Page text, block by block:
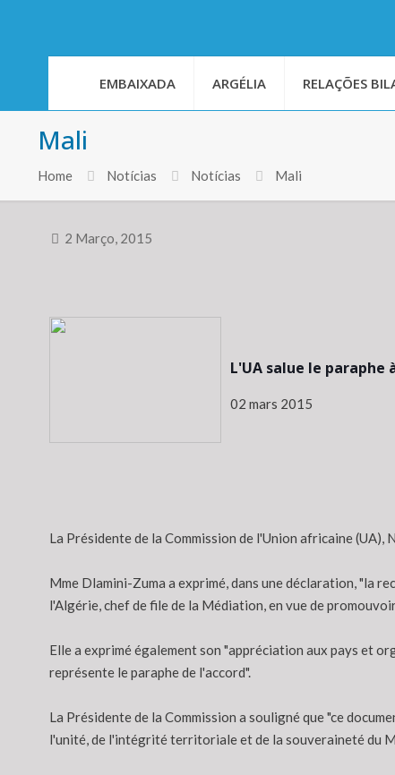
EMBAIXADA ARGÉLIA RELAÇÕES
Mali
Home Notícias Notícias Mali
2 Março, 2015
L'UA salue le
02 mars 2015
La Présidente de la Commission de l'Union africaine
Mme Dlamini-Zuma a exprimé, dans une déclaration, "la
l'Algérie, chef de file de la Médiation, en vue de
Elle a exprimé également son "appréciation aux pays et
représente le paraphe de l'accord".
La Présidente de la Commission a souligné que "ce
l'unité, de l'intégrité territoriale et de la souveraineté du